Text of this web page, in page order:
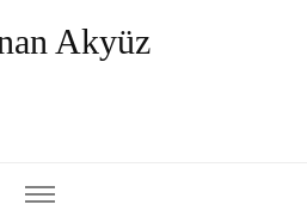
Akyüz